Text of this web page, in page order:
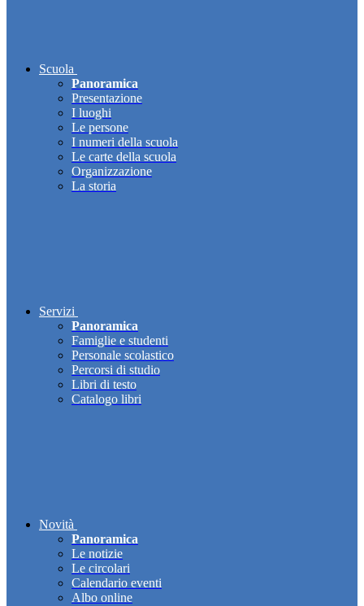
Scuola
Panoramica
Presentazione
I luoghi
Le persone
I numeri della scuola
Le carte della scuola
Organizzazione
La storia
Servizi
Panoramica
Famiglie e studenti
Personale scolastico
Percorsi di studio
Libri di testo
Catalogo libri
Novità
Panoramica
Le notizie
Le circolari
Calendario eventi
Albo online